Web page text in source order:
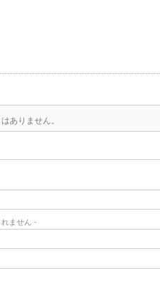
ありません。
ません -